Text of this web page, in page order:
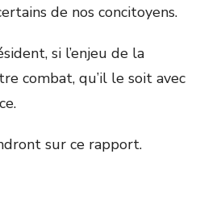
de nos concitoyens.
si l’enjeu de la
combat, qu’il le soit avec
sur ce rapport.